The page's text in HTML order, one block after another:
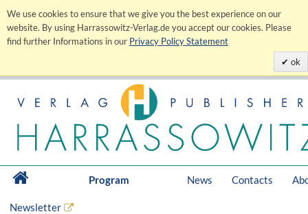
We use cookies to ensure that we give you the best experience on our
website. By using Harrassowitz-Verlag.de you accept our cookies. Please
find further Informations in our Privacy Policy Statement
ok
Program News Contacts
Newsletter